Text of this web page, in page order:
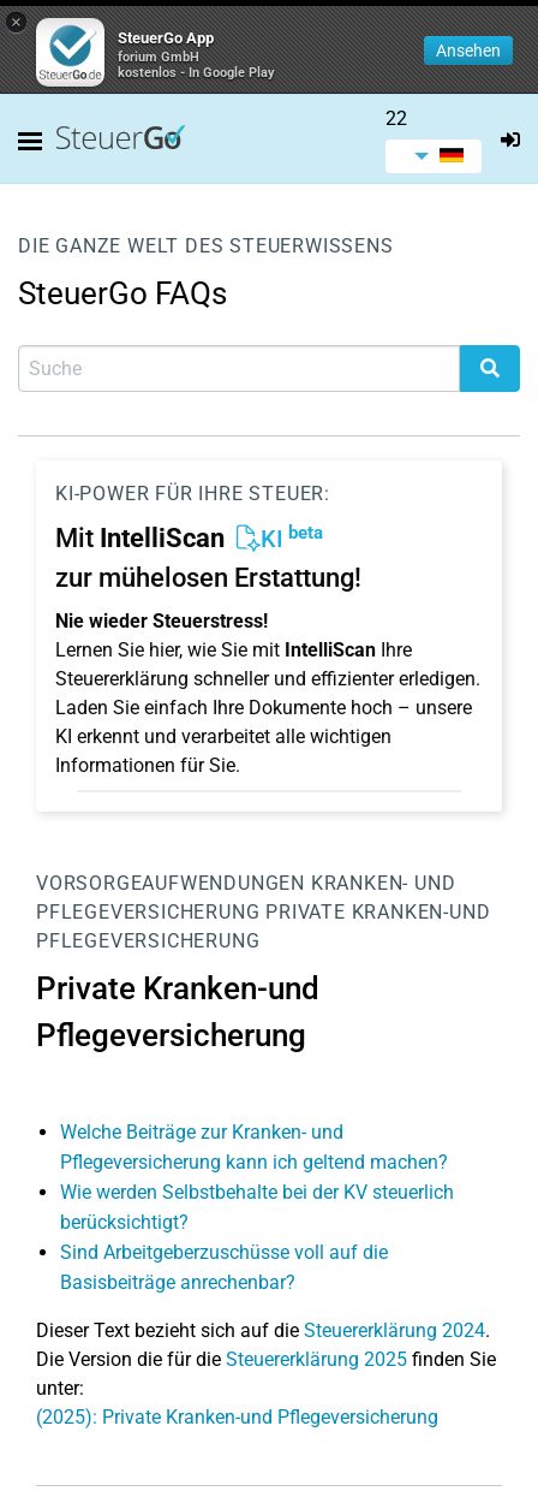
×
SteuerGo App
forium GmbH
kostenlos - In Google Play
Ansehen
22
DIE GANZE WELT DES STEUERWISSENS
SteuerGo FAQs
KI-POWER FÜR IHRE STEUER:
Mit IntelliScan KI beta
zur mühelosen Erstattung!
Nie wieder Steuerstress!
Lernen Sie hier, wie Sie mit IntelliScan Ihre
Steuererklärung schneller und effizienter erledigen.
Laden Sie einfach Ihre Dokumente hoch – unsere
KI erkennt und verarbeitet alle wichtigen
Informationen für Sie.
VORSORGEAUFWENDUNGEN KRANKEN- UND
PFLEGEVERSICHERUNG PRIVATE KRANKEN-UND
PFLEGEVERSICHERUNG
Private Kranken-und
Pflegeversicherung
Welche Beiträge zur Kranken- und
Pflegeversicherung kann ich geltend machen?
Wie werden Selbstbehalte bei der KV steuerlich
berücksichtigt?
Sind Arbeitgeberzuschüsse voll auf die
Basisbeiträge anrechenbar?
Dieser Text bezieht sich auf die Steuererklärung 2024.
Die Version die für die Steuererklärung 2025 finden Sie
unter:
(2025): Private Kranken-und Pflegeversicherung